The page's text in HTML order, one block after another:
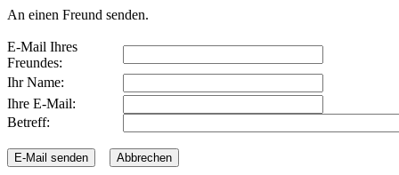
An einen Freund senden.
E-Mail Ihres
Freundes:
Ihr Name:
Ihre E-Mail:
Betreff: